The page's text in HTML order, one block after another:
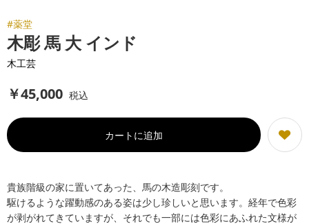
#薬堂
木彫 馬 大 インド
木工芸
￥45,000 税込
カートに追加
貴族階級の家に置いてあった、馬の木造彫刻です。
駆けるような躍動感のある姿は少し珍しいと思います。経年で色彩
が剥がれてきていますが、それでも一部には色彩にあふれた文様が